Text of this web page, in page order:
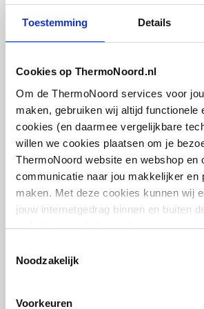
Toestemming Details
Cookies op ThermoNoord.nl
Om de ThermoNoord services voor
maken, gebruiken wij altijd functionele
cookies (en daarmee vergelijkbare
willen we cookies plaatsen om je
ThermoNoord website en webshop en
communicatie naar jou makkelijker en
maken. Met deze cookies kunnen wij
jouw internetgedrag binnen en buiten
website en webshop volgen en
communicatie aan jouw interesses
Noodzakelijk
Voorkeuren
Geschikt voor elektrisch
element
Ja
Met elektrisch element Nee
Met
bevestigingsmateriaal
Ja
radiatorset haaks
artikel: 1044420
artikel: